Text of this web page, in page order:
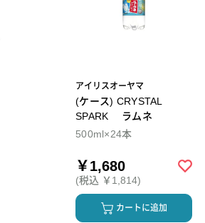
アイリスオーヤマ
(ケース) CRYSTAL
SPARK ラムネ
500ml×24本
￥1,680
(税込 ￥1,814)
カートに追加